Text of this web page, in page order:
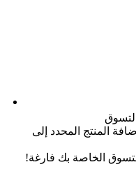
المنتج المحدد إلى
الخاصة بك فارغة!